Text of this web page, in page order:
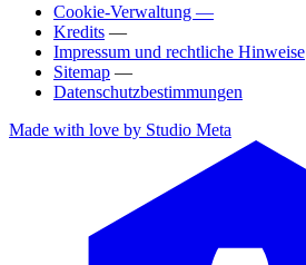
Cookie-Verwaltung —
Kredits —
Impressum und rechtliche Hinweise
Sitemap —
Datenschutzbestimmungen
Made with love by Studio Meta